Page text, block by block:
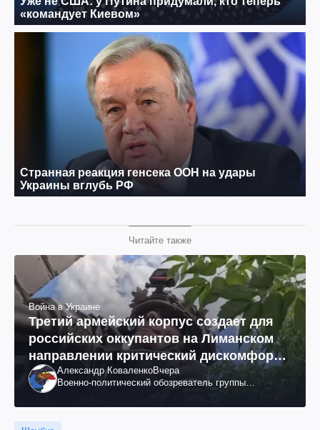
Читайте также
Война в Украине
Третий армейский корпус создает для
российских оккупантов на Лиманском
направлении критический дискомфорт:
как это удалось
Александр КоваленкоВчера
Военно-политический обозреватель группы